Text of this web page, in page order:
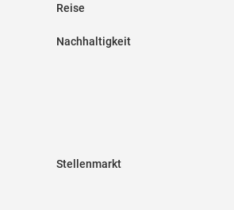
Reise
Nachhaltigkeit
Stellenmarkt